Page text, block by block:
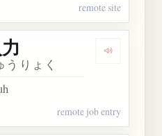
remote site
Dengarkan
りょく
remote job entry